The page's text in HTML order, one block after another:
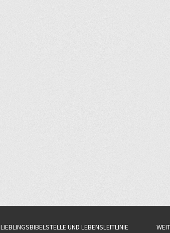
LIEBLINGSBIBELSTELLE UND LEBENSLEITLINIE